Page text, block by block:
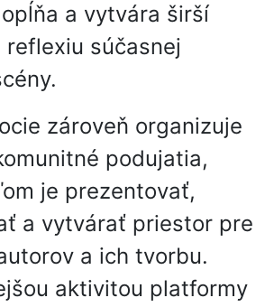
a vytvára širší
súčasnej
zároveň organizuje
podujatia,
je prezentovať,
a vytvárať priestor pre
a ich tvorbu.
aktivitou platformy